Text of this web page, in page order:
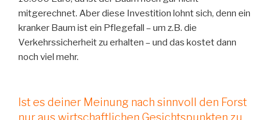
mitgerechnet. Aber diese Investition lohnt sich, denn ein
kranker Baum ist ein Pflegefall – um z.B. die
Verkehrssicherheit zu erhalten – und das kostet dann
noch viel mehr.
Ist es deiner Meinung nach sinnvoll den Forst
nur aus wirtschaftlichen Gesichtspunkten zu